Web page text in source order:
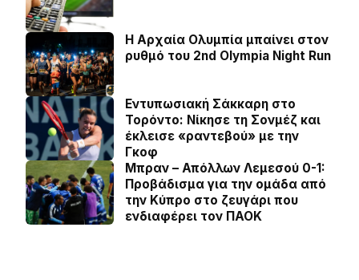
Η Αρχαία Ολυμπία μπαίνει στον
ρυθμό του 2nd Olympia Night Run
Εντυπωσιακή Σάκκαρη στο
Τορόντο: Νίκησε τη Σονμέζ και
έκλεισε «ραντεβού» με την
Γκοφ
Μπραν – Απόλλων Λεμεσού 0-1:
Προβάδισμα για την ομάδα από
την Κύπρο στο ζευγάρι που
ενδιαφέρει τον ΠΑΟΚ